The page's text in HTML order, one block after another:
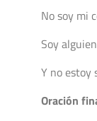
No soy mi
Soy
Y no estoy
Oración